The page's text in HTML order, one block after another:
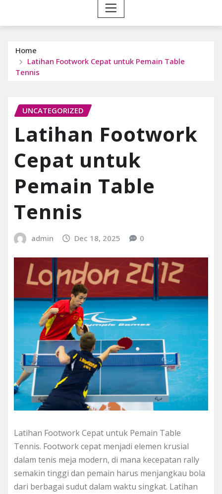
Home
Latihan Footwork Cepat untuk Pemain Table
Tennis
UNCATEGORIZED
Latihan Footwork
Cepat untuk
Pemain Table
Tennis
admin Dec 18, 2025 0
Latihan Footwork Cepat untuk Pemain Table
Tennis. Footwork cepat menjadi elemen krusial
dalam tenis meja modern, di mana kecepatan rally
semakin tinggi dan pemain harus menjangkau bola
dari berbagai sudut dalam waktu singkat. Latihan